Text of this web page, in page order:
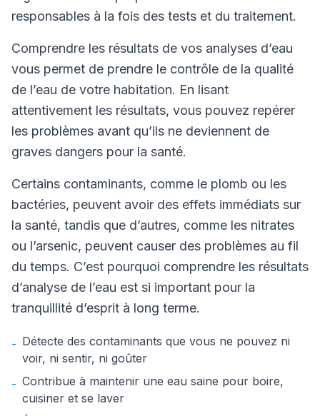
responsables à la fois des tests et du traitement.
Comprendre les résultats de vos analyses d’eau
vous permet de prendre le contrôle de la qualité
de l’eau de votre habitation. En lisant
attentivement les résultats, vous pouvez repérer
les problèmes avant qu’ils ne deviennent de
graves dangers pour la santé.
Certains contaminants, comme le plomb ou les
bactéries, peuvent avoir des effets immédiats sur
la santé, tandis que d’autres, comme les nitrates
ou l’arsenic, peuvent causer des problèmes au fil
du temps. C’est pourquoi comprendre les résultats
d’analyse de l’eau est si important pour la
tranquillité d’esprit à long terme.
- Détecte des contaminants que vous ne pouvez ni
voir, ni sentir, ni goûter
- Contribue à maintenir une eau saine pour boire,
cuisiner et se laver